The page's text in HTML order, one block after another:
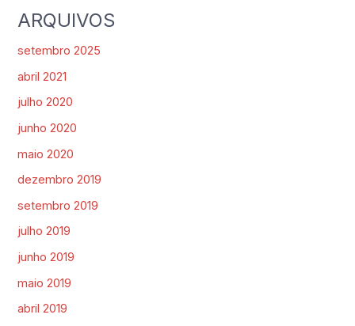
ARQUIVOS
setembro 2025
abril 2021
julho 2020
junho 2020
maio 2020
dezembro 2019
setembro 2019
julho 2019
junho 2019
maio 2019
abril 2019